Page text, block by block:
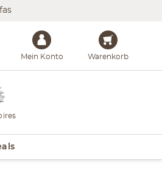
Mein Konto Warenkorb
- Zum Seitenende